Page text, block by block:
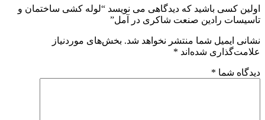
اولین کسی باشید که دیدگاهی می نویسد “لوله کشی ساختمان و
تاسیسات رادین صنعت شاکری در آمل”
نشانی ایمیل شما منتشر نخواهد شد. بخش‌های موردنیاز
علامت‌گذاری شده‌اند *
دیدگاه شما *